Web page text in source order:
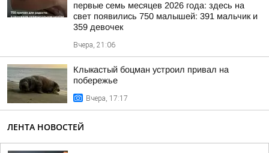
первые семь месяцев 2026 года: здесь на
свет появились 750 малышей: 391 мальчик и
359 девочек
Вчера, 21:06
Клыкастый боцман устроил привал на
побережье
Вчера, 17:17
ЛЕНТА НОВОСТЕЙ